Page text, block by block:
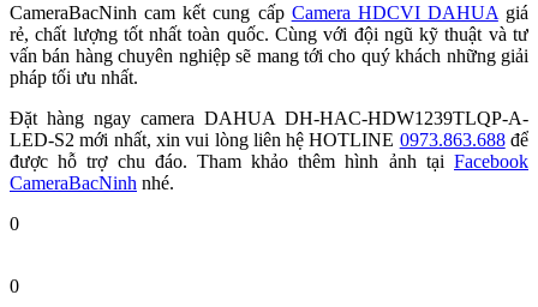
CameraBacNinh cam kết cung cấp Camera HDCVI DAHUA giá
rẻ, chất lượng tốt nhất toàn quốc. Cùng với đội ngũ kỹ thuật và tư
vấn bán hàng chuyên nghiệp sẽ mang tới cho quý khách những giải
pháp tối ưu nhất.
Đặt hàng ngay camera DAHUA DH-HAC-HDW1239TLQP-A-
LED-S2 mới nhất, xin vui lòng liên hệ HOTLINE 0973.863.688để
được hỗ trợ chu đáo. Tham khảo thêm hình ảnh tại Facebook
CameraBacNinh nhé.
0
0